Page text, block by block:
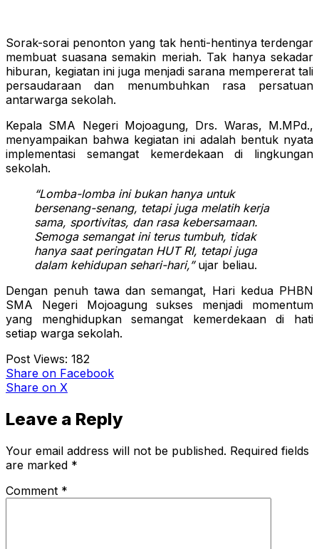
Sorak-sorai penonton yang tak henti-hentinya terdengar
membuat suasana semakin meriah. Tak hanya sekadar
hiburan, kegiatan ini juga menjadi sarana mempererat tali
persaudaraan dan menumbuhkan rasa persatuan
antarwarga sekolah.
Kepala SMA Negeri Mojoagung, Drs. Waras, M.MPd.,
menyampaikan bahwa kegiatan ini adalah bentuk nyata
implementasi semangat kemerdekaan di lingkungan
sekolah.
“Lomba-lomba ini bukan hanya untuk
bersenang-senang, tetapi juga melatih kerja
sama, sportivitas, dan rasa kebersamaan.
Semoga semangat ini terus tumbuh, tidak
hanya saat peringatan HUT RI, tetapi juga
dalam kehidupan sehari-hari,”ujar beliau.
Dengan penuh tawa dan semangat, Hari kedua PHBN
SMA Negeri Mojoagung sukses menjadi momentum
yang menghidupkan semangat kemerdekaan di hati
setiap warga sekolah.
Post Views: 182
Share on Facebook
Share on X
Leave a Reply
Your email address will not be published. Required fields
are marked *
Comment *